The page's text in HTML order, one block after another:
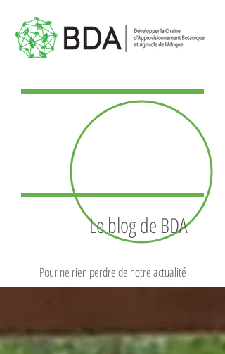
Le blog de BDA
Pour ne rien perdre de notre actualité